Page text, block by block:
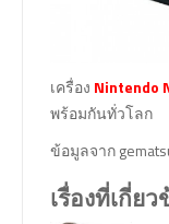
เครื่อง Nintendo
พร้อมกันทั่วโลก
ข้อมูลจาก
เรื่องที่เกี่ยว